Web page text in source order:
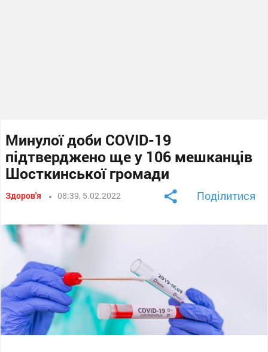
Минулої доби COVID-19
підтверджено ще у 106 мешканців
Шосткинської громади
Здоров'я 08:39, 5.02.2022 Поділитися